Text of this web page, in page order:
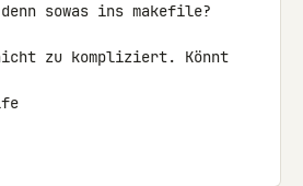
sowas ins makefile?
zu kompliziert. Könnt